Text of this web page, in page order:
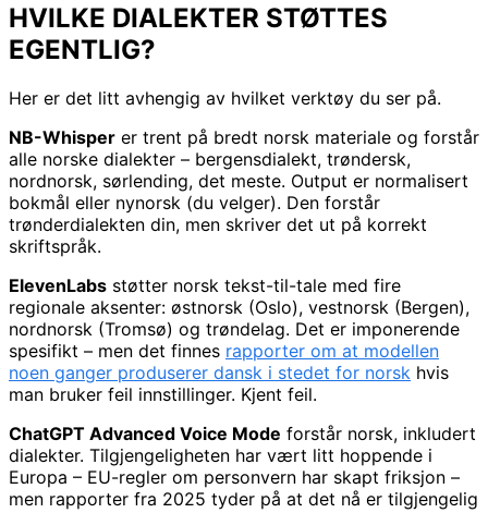
HVILKE DIALEKTER STØTTES
EGENTLIG?
Her er det litt avhengig av hvilket verktøy du ser på.
NB-Whisper er trent på bredt norsk materiale og forstår
alle norske dialekter – bergensdialekt, trøndersk,
nordnorsk, sørlending, det meste. Output er normalisert
bokmål eller nynorsk (du velger). Den forstår
trønderdialekten din, men skriver det ut på korrekt
skriftspråk.
ElevenLabs støtter norsk tekst-til-tale med fire
regionale aksenter: østnorsk (Oslo), vestnorsk (Bergen),
nordnorsk (Tromsø) og trøndelag. Det er imponerende
spesifikt – men det finnes rapporter om at modellen
noen ganger produserer dansk i stedet for norsk hvis
man bruker feil innstillinger. Kjent feil.
ChatGPT Advanced Voice Mode forstår norsk, inkludert
dialekter. Tilgjengeligheten har vært litt hoppende i
Europa – EU-regler om personvern har skapt friksjon –
men rapporter fra 2025 tyder på at det nå er tilgjengelig